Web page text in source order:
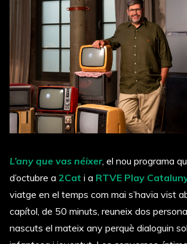
L’any que vas néixer, el nou programa
d’octubre a 2Cat i a RTVE Play
viatge en el temps com mai s’havia vist
capítol, de 50 minuts, reuneix dos
nascuts el mateix any perquè dialoguin